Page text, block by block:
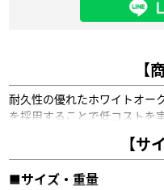
閉眼供養※引き取りサービ
【
耐久性の優れたホワイトオー
を採用することで低コストを
モダンミニ仏壇では珍しいワ
途に応じて取り外せる須弥壇
【サ
■サイズ・重量